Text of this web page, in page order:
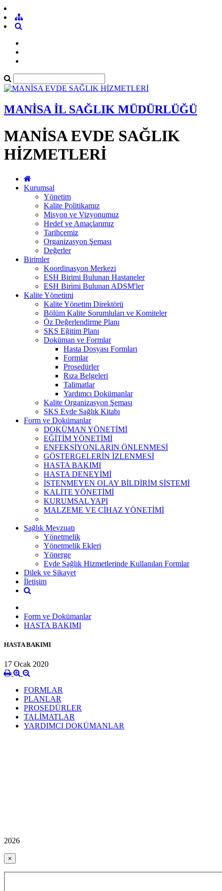
MANİSA İL SAĞLIK MÜDÜRLÜĞÜ
MANİSA EVDE SAĞLIK
HİZMETLERİ
Kurumsal
Yönetim
Kalite Politikamız
Misyon ve Vizyonumuz
Hedef ve Amaçlarımız
Tarihçemiz
Organizasyon Şeması
Değerler
Birimler
Koordinasyon Merkezi
ESH Birimi Bulunan Hastaneler
ESH Birimi Bulunan ADSM'ler
Kalite Yönetimi
Kalite Yönetim Direktörü
Bölüm Kalite Sorumluları ve Komiteler
Öz Değerlendirme Planı
SKS Eğitim Planı
Doküman ve Formlar
Hasta Dosyası Formları
Formlar
Prosedürler
Rıza Belgeleri
Talimatlar
Yardımcı Dokümanlar
Kalite Organizasyon Şeması
SKS Evde Sağlık Kitabı
Form ve Dokümanlar
DOKÜMAN YÖNETİMİ
EĞİTİM YÖNETİMİ
ENFEKSİYONLARIN ÖNLENMESİ
GÖSTERGELERİN İZLENMESİ
HASTA BAKIMI
HASTA DENEYİMİ
İSTENMEYEN OLAY BİLDİRİM SİSTEMİ
KALİTE YÖNETİMİ
KURUMSAL YAPI
MALZEME VE CİHAZ YÖNETİMİ
Sağlık Mevzuatı
Yönetmelik
Yönetmelik Ekleri
Yönerge
Evde Sağlık Hizmetlerinde Kullanılan Formlar
Dilek ve Şikayet
İletişim
Form ve Dokümanlar
HASTA BAKIMI
HASTA BAKIMI
17 Ocak 2020
FORMLAR
PLANLAR
PROSEDÜRLER
TALİMATLAR
YARDIMCI DOKÜMANLAR
2026
×